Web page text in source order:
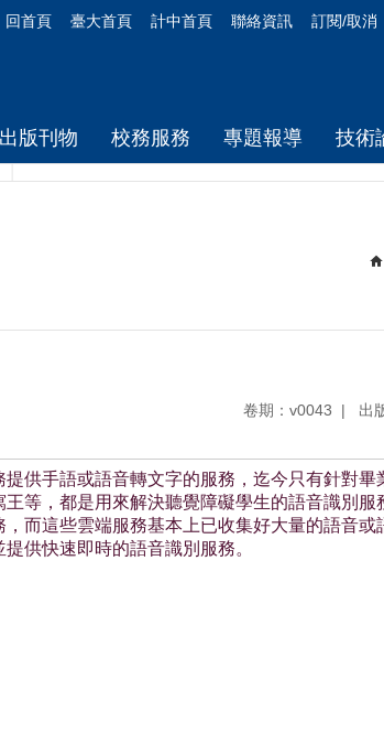
回首頁 臺大首頁 計中首頁 聯絡資訊 訂閱/取消
出版刊物 校務服務 專題報導 技術
卷期：v0043 出
供手語或語音轉文字的服務，迄今只有針對畢
等，都是用來解決聽覺障礙學生的語音識別服
而這些雲端服務基本上已收集好大量的語音或
供快速即時的語音識別服務。